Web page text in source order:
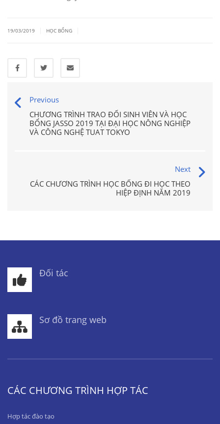
19/03/2019 HỌC BỔNG
Previous
CHƯƠNG TRÌNH TRAO ĐỔI SINH VIÊN VÀ HỌC
BỔNG JASSO 2019 TẠI ĐẠI HỌC NÔNG NGHIỆP
VÀ CÔNG NGHỆ TUAT TOKYO
Next
CÁC CHƯƠNG TRÌNH HỌC BỔNG ĐI HỌC THEO
HIỆP ĐỊNH NĂM 2019
Đối tác
Sơ đồ trang web
CÁC CHƯƠNG TRÌNH HỢP TÁC
Hợp tác đào tạo